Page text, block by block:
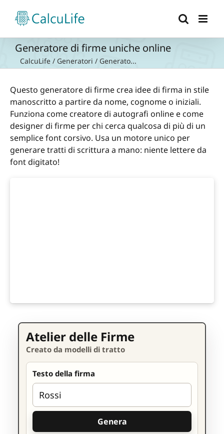
contenuto
Generatore di firme uniche online
CalcuLife / Generatori / Generato...
Questo generatore di firme crea idee di firma in stile
manoscritto a partire da nome, cognome o iniziali.
Funziona come creatore di autografi online e come
designer di firme per chi cerca qualcosa di più di un
semplice font corsivo. Usa un motore unico per
generare tratti di scrittura a mano: niente lettere da
font digitato!
Atelier delle Firme
Creato da modelli di tratto
Testo della firma
Genera